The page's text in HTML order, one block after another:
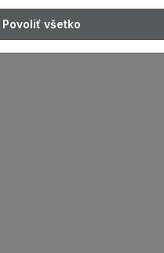
Povoliť všetko